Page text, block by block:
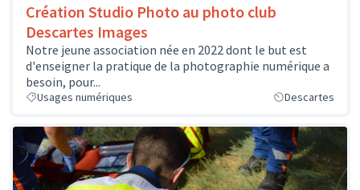
Création Studio Photo au photo club
Descartes Images
Notre jeune association née en 2022 dont le but est
d'enseigner la pratique de la photographie numérique a
besoin, pour...
Usages numériques Descartes